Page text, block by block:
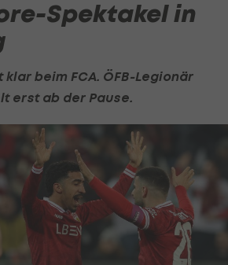
Spektakel in
beim FCA. ÖFB-Legionär
erst ab der Pause.